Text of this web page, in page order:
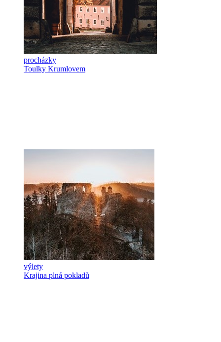
procházky
Toulky Krumlovem
výlety
Krajina plná pokladů